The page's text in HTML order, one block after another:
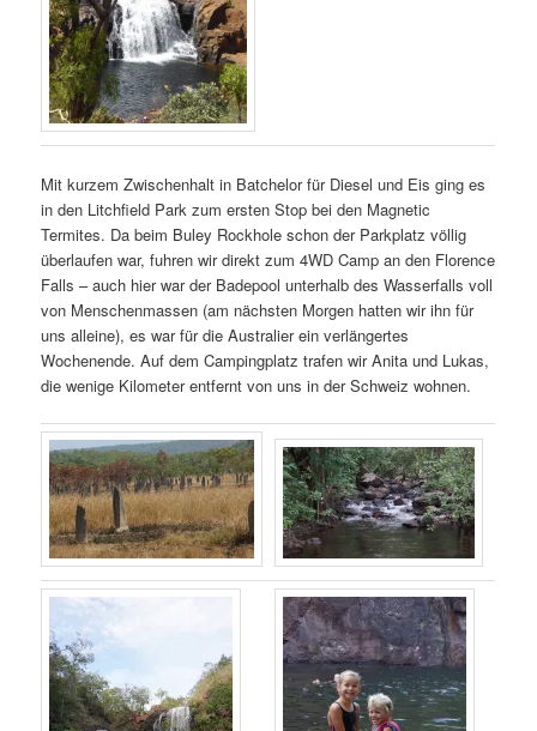
Mit kurzem Zwischenhalt in Batchelor für Diesel und Eis ging es
in den Litchfield Park zum ersten Stop bei den Magnetic
Termites. Da beim Buley Rockhole schon der Parkplatz völlig
überlaufen war, fuhren wir direkt zum 4WD Camp an den Florence
Falls – auch hier war der Badepool unterhalb des Wasserfalls voll
von Menschenmassen (am nächsten Morgen hatten wir ihn für
uns alleine), es war für die Australier ein verlängertes
Wochenende. Auf dem Campingplatz trafen wir Anita und Lukas,
die wenige Kilometer entfernt von uns in der Schweiz wohnen.